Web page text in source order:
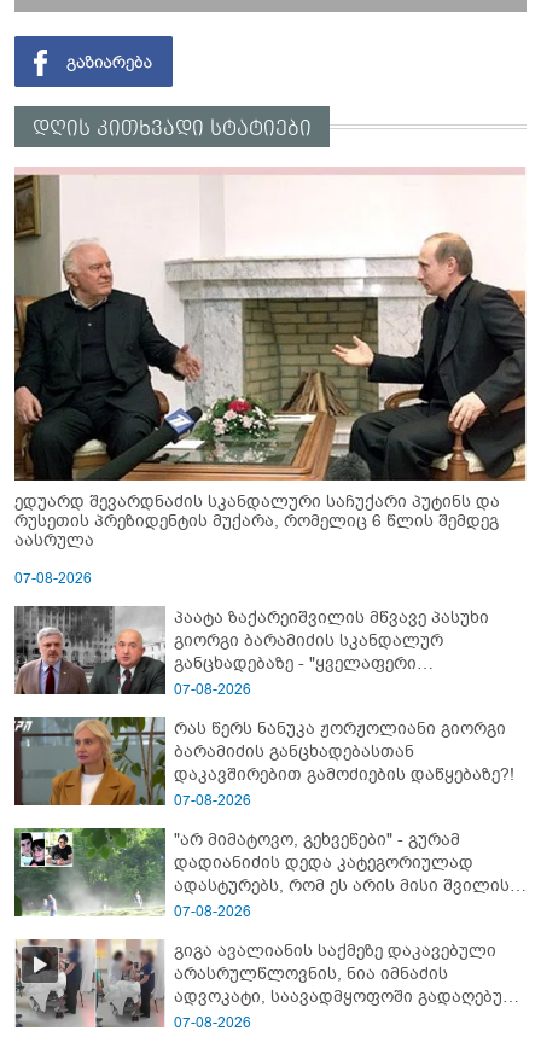
დღის კითხვადი სტატიები
ედუარდ შევარდნაძის სკანდალური საჩუქარი პუტინს და
რუსეთის პრეზიდენტის მუქარა, რომელიც 6 წლის შემდეგ
აასრულა
07-08-2026
პაატა ზაქარეიშვილის მწვავე პასუხი
გიორგი ბარამიძის სკანდალურ
განცხადებაზე - "ყველაფერი
დეტალურად ვიცი... კამანში მოკლული
ბარამიძე კი ტყუის"
07-08-2026
რას წერს ნანუკა ჟორჟოლიანი გიორგი
ბარამიძის განცხადებასთან
დაკავშირებით გამოძიების დაწყებაზე?!
07-08-2026
"არ მიმატოვო, გეხვეწები" - გუ­რა­მ
დადიანიძის დედა კა­ტე­გო­რი­უ­ლად
ადას­ტუ­რებს, რომ ეს არის მისი შვი­ლის
ხმა
07-08-2026
გიგა ავალიანის საქმეზე დაკავებული
არასრულწლოვნის, ნია იმნაძის
ადვოკატი, საავადმყოფოში გადაღებულ
კადრებს ავრცელებს
07-08-2026